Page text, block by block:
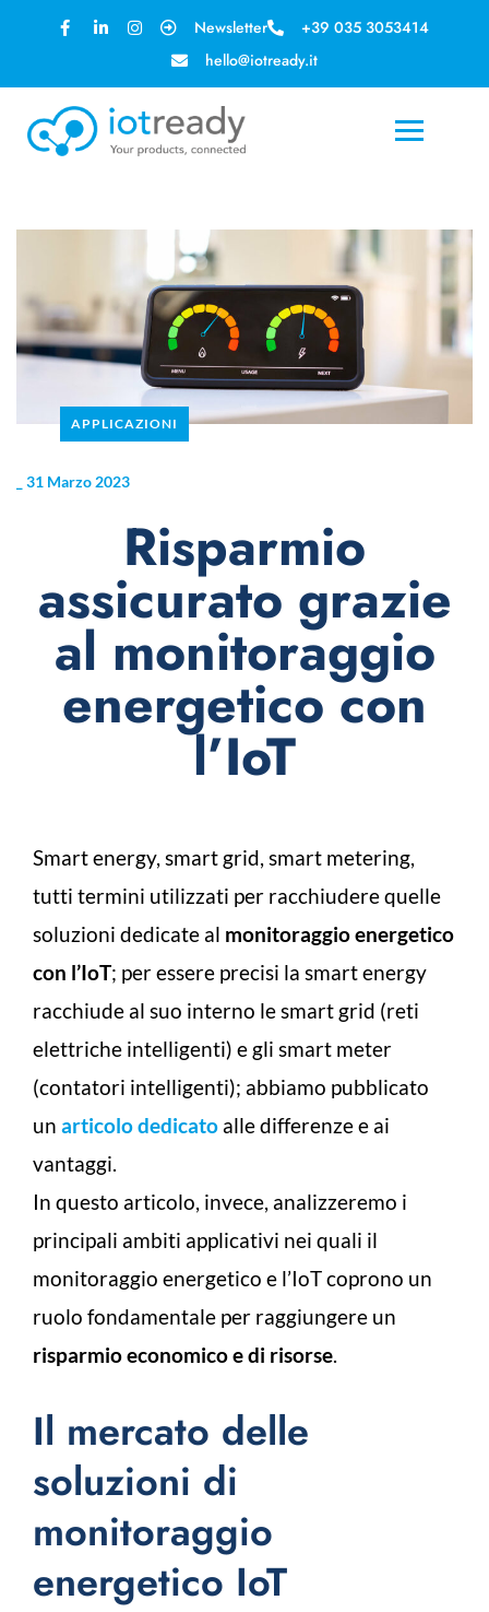
Newsletter
+39 035 3053414
hello@iotready.it
APPLICAZIONI
31 Marzo 2023
Risparmio
assicurato grazie
al monitoraggio
energetico con
l’IoT
Smart energy, smart grid, smart metering,
tutti termini utilizzati per racchiudere quelle
soluzioni dedicate al monitoraggio energetico
con l’IoT; per essere precisi la smart energy
racchiude al suo interno le smart grid (reti
elettriche intelligenti) e gli smart meter
(contatori intelligenti); abbiamo pubblicato
un articolo dedicato alle differenze e ai
vantaggi.
In questo articolo, invece, analizzeremo i
principali ambiti applicativi nei quali il
monitoraggio energetico e l’IoT coprono un
ruolo fondamentale per raggiungere un
risparmio economico e di risorse.
Il mercato delle
soluzioni di
monitoraggio
energetico IoT